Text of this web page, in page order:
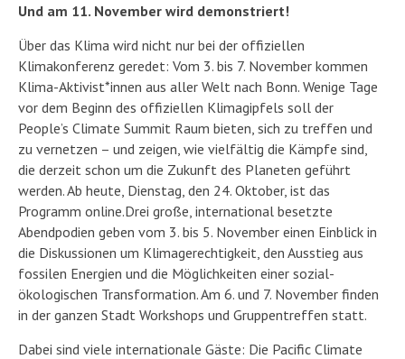
Und am 11. November wird demonstriert!
Über das Klima wird nicht nur bei der offiziellen
Klimakonferenz geredet: Vom 3. bis 7. November kommen
Klima-Aktivist*innen aus aller Welt nach Bonn. Wenige Tage
vor dem Beginn des offiziellen Klimagipfels soll der
People’s Climate Summit Raum bieten, sich zu treffen und
zu vernetzen – und zeigen, wie vielfältig die Kämpfe sind,
die derzeit schon um die Zukunft des Planeten geführt
werden. Ab heute, Dienstag, den 24. Oktober, ist das
Programm online.Drei große, international besetzte
Abendpodien geben vom 3. bis 5. November einen Einblick in
die Diskussionen um Klimagerechtigkeit, den Ausstieg aus
fossilen Energien und die Möglichkeiten einer sozial-
ökologischen Transformation. Am 6. und 7. November finden
in der ganzen Stadt Workshops und Gruppentreffen statt.
Dabei sind viele internationale Gäste: Die Pacific Climate